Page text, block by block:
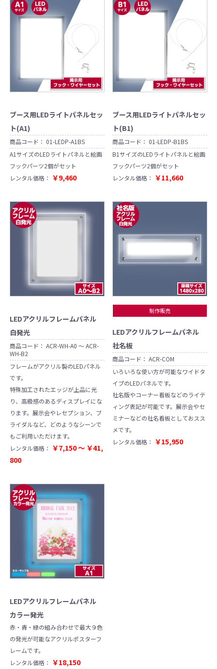
ブース用LEDライトパネルセッ
ト(A1)
商品コード： 01-LEDP-A1BS
A1サイズのLEDライトパネルと絵画
フックパーツ2個がセット
レンタル価格： ￥9,460
ブース用LEDライトパネルセッ
ト(B1)
商品コード： 01-LEDP-B1BS
B1サイズのLEDライトパネルと絵画
フックパーツ2個がセット
レンタル価格： ￥11,660
LEDアクリルフレームパネル
白発光
商品コード： ACR-WH-A0 ～ ACR-
WH-B2
フレームがアクリル製のLEDパネル
です。
特殊加工されたエッジが上品に光
り、高級感のあるディスプレイにな
ります。展示会やレセプション、ブ
ライダルなど、どのようなシーンで
もご利用いただけます。
レンタル価格： ￥7,150 ～ ￥41,
800
制作販売
LEDアクリルフレームパネル
社名板
商品コード： ACR-COM
いろいろな使い方が可能なワイドタ
イプのLEDパネルです。
社名版やコーナー看板などのライテ
ィング表記が可能です。展示会やセ
ミナーなどの社名看板としておスス
メです。
レンタル価格： ￥15,950
LEDアクリルフレームパネル
カラー発光
赤・青・緑の組み合わせで最大９色
の発光が可能なアクリルポスターフ
レームです。
レンタル価格： ￥18,150